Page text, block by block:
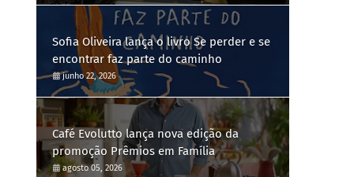
Sofia Oliveira lança o livro Se perder e se
encontrar faz parte do caminho
junho 22, 2026
Café Evolutto lança nova edição da
promoção Prêmios em Família
agosto 05, 2026